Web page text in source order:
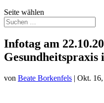
Seite wählen
Infotag am
Gesundheitspraxis
von Beate Borkenfels | Okt.